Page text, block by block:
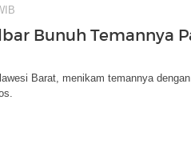
Bunuh Temannya
Barat, menikam temannya